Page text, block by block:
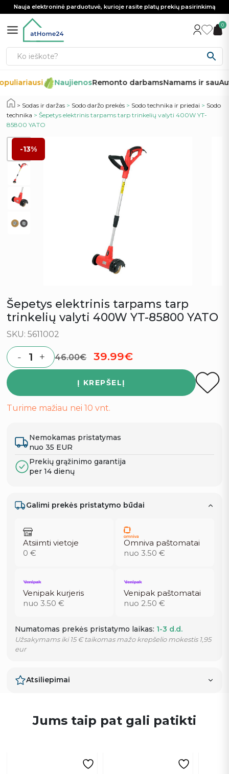
Nauja elektroninė parduotuvė, kurioje rasite platų prekių pasirinkimą
0
NaujienosRemonto darbamsNamams ir sau
Sodas ir daržas > Sodo daržo prekės > Sodo technika ir priedai > Sodo
technika > Šepetys elektrinis tarpams tarp trinkelių valyti 400W YT-
85800 YATO
-13%
Šepetys elektrinis tarpams tarp
trinkelių valyti 400W YT-85800 YATO
SKU: 5611002
Quantity
- + 46.00€ Original price was:
39.99€Current price is:
Į KREPŠELĮ
Turime mažiau nei 10 vnt.
Nemokamas pristatymas
nuo 35 EUR
Prekių grąžinimo garantija
per 14 dienų
Galimi prekės pristatymo būdai
Atsiimti vietoje
0 €
Omniva paštomatai
nuo 3.50 €
Venipak kurjeris
nuo 3.50 €
Venipak paštomatai
nuo 2.50 €
Numatomas prekės pristatymo laikas: 1-3 d.d.
Užsakymams iki 15 € taikomas mažo krepšelio mokestis 1,95
eur
Atsiliepimai
Jums taip pat gali patikti